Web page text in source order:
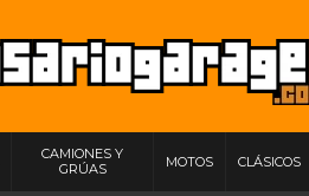
CAMIONES Y
GRÚAS
MOTOS CLÁSICOS